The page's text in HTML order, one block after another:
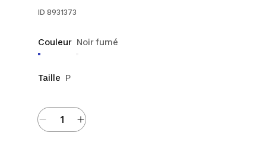
ID 8931373
Couleur Noir fumé
Taille P